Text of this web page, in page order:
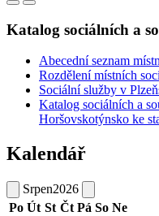
Katalog sociálních a
Abecední seznam
Rozdělení místních
Sociální služby v
Katalog sociálních a
Horšovskotýnsko ke
Kalendář
Srpen2026
Po Út St Čt Pá So Ne